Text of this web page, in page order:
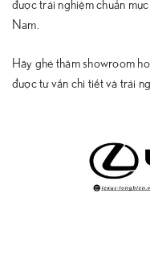
được trải nghiệm chuẩn
Nam.
Hãy ghé thăm showroom
được tư vấn chi tiết và trải